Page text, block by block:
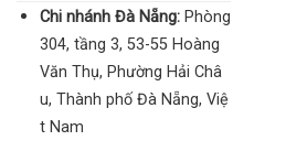
Chi nhánh Đà Nẵng:Phòng
304, tầng 3, 53-55 Hoàng
Văn Thụ, Phường Hải Châ
u, Thành phố Đà Nẵng, Việ
t Nam